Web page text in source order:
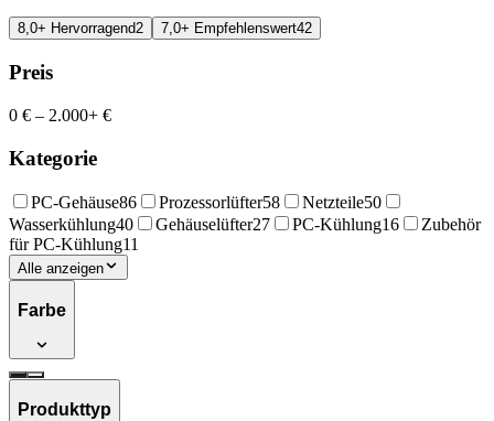
8,0+ Hervorragend2 7,0+ Empfehlenswert42
Preis
0 € – 2.000+ €
Kategorie
PC-Gehäuse86 Prozessorlüfter58 Netzteile50
Wasserkühlung40 Gehäuselüfter27 PC-Kühlung16
Zubehör
für PC-Kühlung11
Alle anzeigen
Farbe
Produkttyp